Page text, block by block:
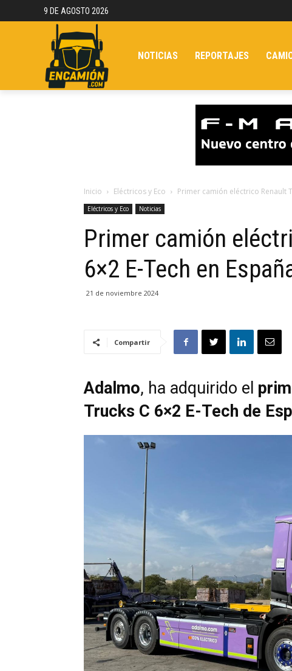
9 DE AGOSTO 2026
NOTICIAS REPORTAJES
Inicio Eléctricos y Eco Primer camión eléctrico Renault
Eléctricos y Eco Noticias
Primer camión
6×2 E-Tech en
21 de noviembre 2024
Compartir
Adalmo, ha adquirido el
Trucks C 6×2 E-Tech de